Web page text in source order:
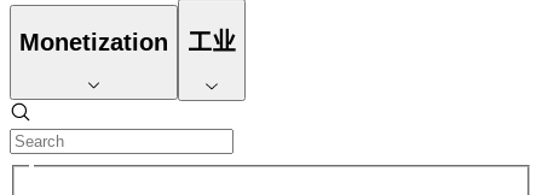
Monetization 工业